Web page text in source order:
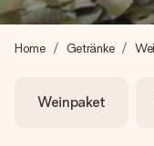
+49 39292
Montag - Freitag :
Home Getränke
Weinpaket